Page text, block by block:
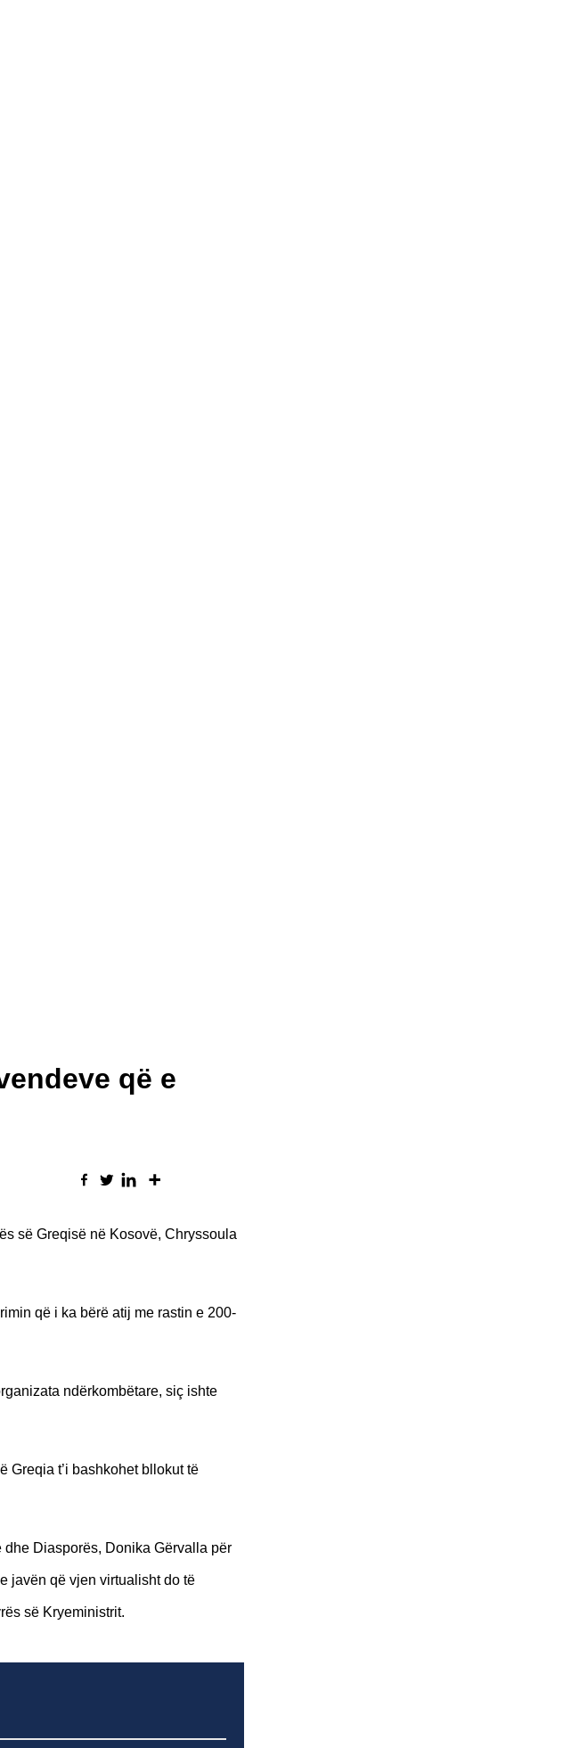
që e
së Greqisë në Kosovë, Chryssoula
që i ka bërë atij me rastin e 200-
ndërkombëtare, siç ishte
Greqia t’i bashkohet bllokut të
Diasporës, Donika Gërvalla për
javën që vjen virtualisht do të
së Kryeministrit.